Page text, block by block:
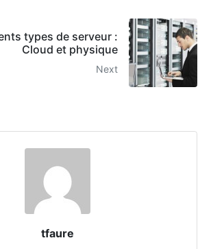
types de serveur :
Cloud et physique
Next
tfaure